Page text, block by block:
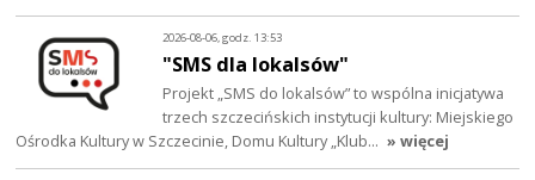
2026-08-06, godz. 13:53
"SMS dla lokalsów"
Projekt „SMS do lokalsów” to wspólna inicjatywa
trzech szczecińskich instytucji kultury: Miejskiego
Ośrodka Kultury w Szczecinie, Domu Kultury „Klub… » więcej